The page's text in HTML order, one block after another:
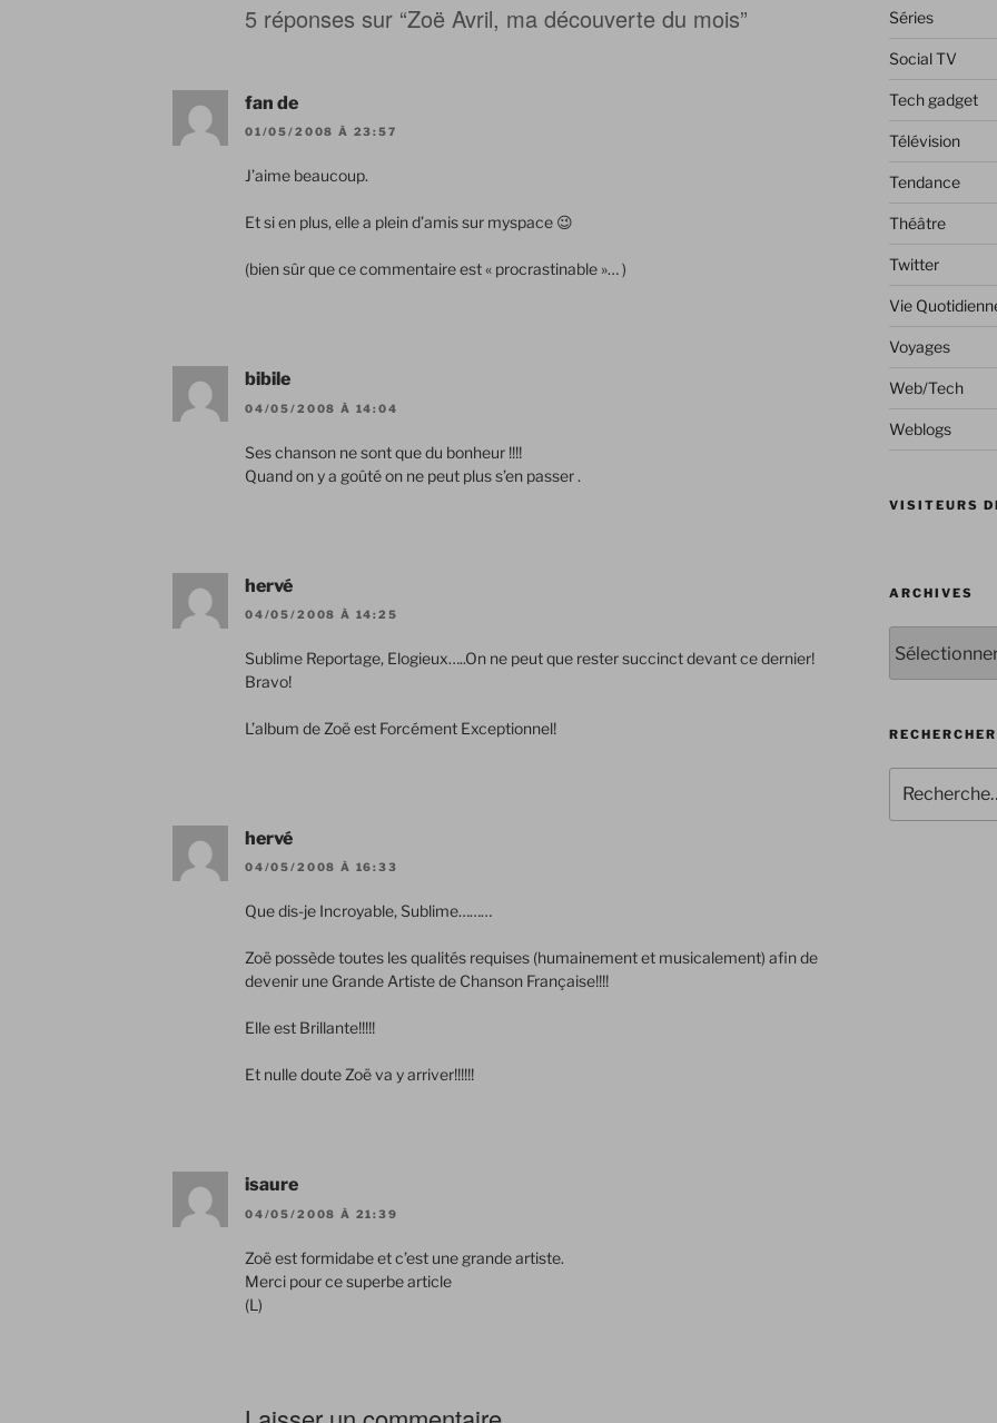
5 réponses sur “Zoë Avril, ma découverte du mois”
fan de
01/05/2008 À 23:57
J’aime beaucoup.
Et si en plus, elle a plein d’amis sur myspace 😉
(bien sûr que ce commentaire est « procrastinable »… )
bibile
04/05/2008 À 14:04
Ses chanson ne sont que du bonheur !!!!
Quand on y a goûté on ne peut plus s’en passer .
hervé
04/05/2008 À 14:25
Sublime Reportage, Elogieux…..On ne peut que rester succinct devant ce dernier!
Bravo!
L’album de Zoë est Forcément Exceptionnel!
hervé
04/05/2008 À 16:33
Que dis-je Incroyable, Sublime………
Zoë possède toutes les qualités requises (humainement et musicalement) afin de
devenir une Grande Artiste de Chanson Française!!!!
Elle est Brillante!!!!!
Et nulle doute Zoë va y arriver!!!!!!
isaure
04/05/2008 À 21:39
Zoë est formidabe et c’est une grande artiste.
Merci pour ce superbe article
(L)
Séries
Social TV
Tech gadget
Télévision
Tendance
Théâtre
Twitter
Vie
Voyages
Web/Tech
Weblogs
VISITEURS
ARCHIVES
pour
: